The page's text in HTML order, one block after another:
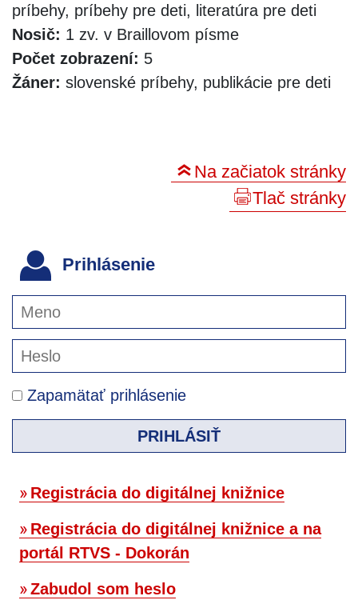
príbehy, príbehy pre deti, literatúra pre deti
Nosič: 1 zv. v Braillovom písme
Počet zobrazení: 5
Žáner: slovenské príbehy, publikácie pre deti
Na začiatok stránky
Tlač stránky
Prihlásenie
Zapamätať prihlásenie
PRIHLÁSIŤ
Registrácia do digitálnej knižnice
Registrácia do digitálnej knižnice a na
portál RTVS - Dokorán
Zabudol som heslo